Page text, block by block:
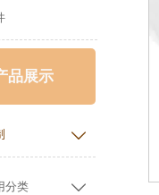
品展示

分类 